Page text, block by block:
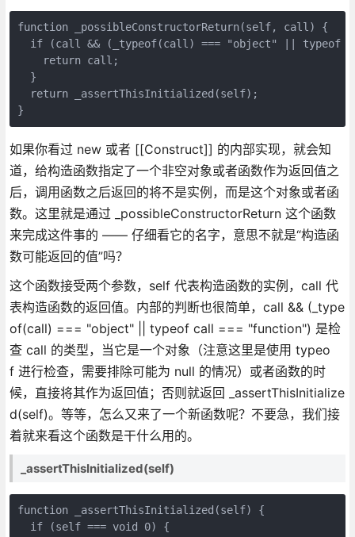
function _possibleConstructorReturn(self, call) {
if (call && (_typeof(call) === "object" || typeof
    return call;
  }
  return _assertThisInitialized(self);
}
如果你看过 new 或者 [[Construct]] 的内部实现，就会知
道，给构造函数指定了一个非空对象或者函数作为返回值之
后，调用函数之后返回的将不是实例，而是这个对象或者函
数。这里就是通过 _possibleConstructorReturn 这个函数
来完成这件事的 —— 仔细看它的名字，意思不就是“构造函
数可能返回的值”吗？
这个函数接受两个参数，self 代表构造函数的实例，call 代
表构造函数的返回值。内部的判断也很简单，call && (_type
of(call) === "object" || typeof call === "function") 是检
查 call 的类型，当它是一个对象（注意这里是使用 typeo
f 进行检查，需要排除可能为 null 的情况）或者函数的时
候，直接将其作为返回值；否则就返回 _assertThisInitialize
d(self)。等等，怎么又来了一个新函数呢？不要急，我们接
着就来看这个函数是干什么用的。
_assertThisInitialized(self)
function _assertThisInitialized(self) {
  if (self === void 0) {